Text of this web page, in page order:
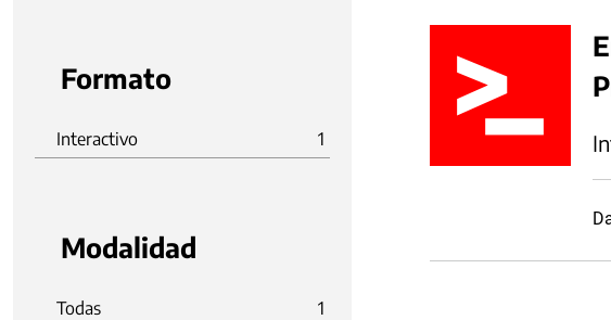
Formato
Interactivo 1
Modalidad
Todas 1